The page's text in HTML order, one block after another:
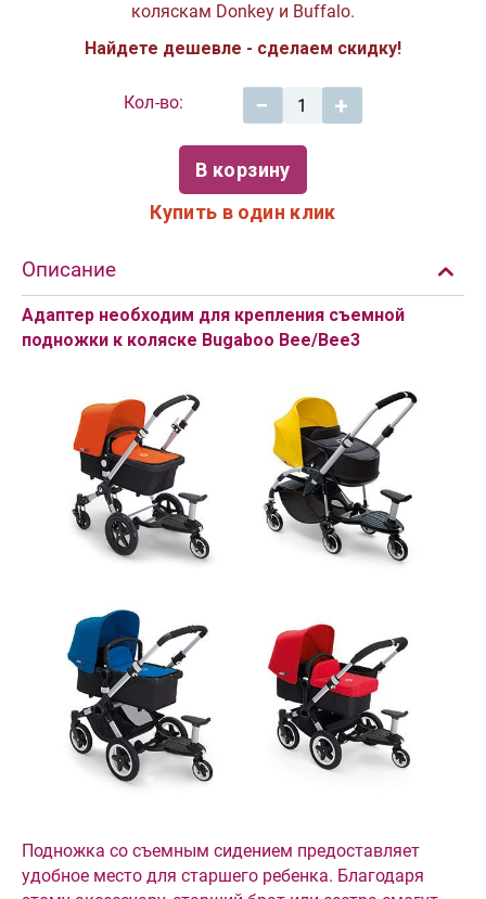
коляскам Donkey и Buffalo.
Найдете дешевле - сделаем скидку!
Кол-во: +
−
В корзину
Купить в один клик
Описание
Адаптер необходим для крепления съемной
подножки к коляске Bugaboo Bee/Bee3
Подножка со съемным сидением предоставляет
удобное место для старшего ребенка. Благодаря